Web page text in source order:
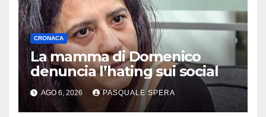
CRONACA
La mamma di Domenico
denuncia l’hating sui social
AGO 6, 2026 PASQUALE SPERA